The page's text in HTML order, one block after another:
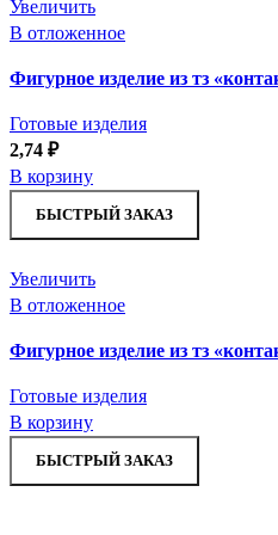
Увеличить
В отложенное
Фигурное изделие из тз
Готовые изделия
2,74 ₽
В корзину
БЫСТРЫЙ ЗАКАЗ
Увеличить
В отложенное
Фигурное изделие из тз
Готовые изделия
В корзину
БЫСТРЫЙ ЗАКАЗ